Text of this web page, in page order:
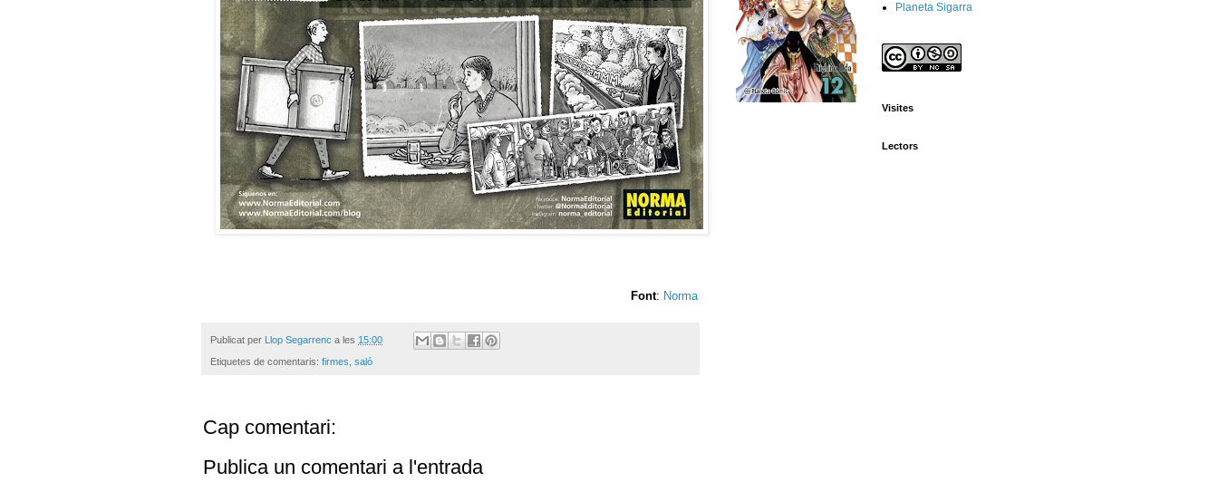
Font: Norma
Publicat per Llop Segarrenc a les 15:00
Etiquetes de comentaris: firmes, saló
Cap comentari:
Publica un comentari a l'entrada
Planeta Sigarra
Visites
Lectors